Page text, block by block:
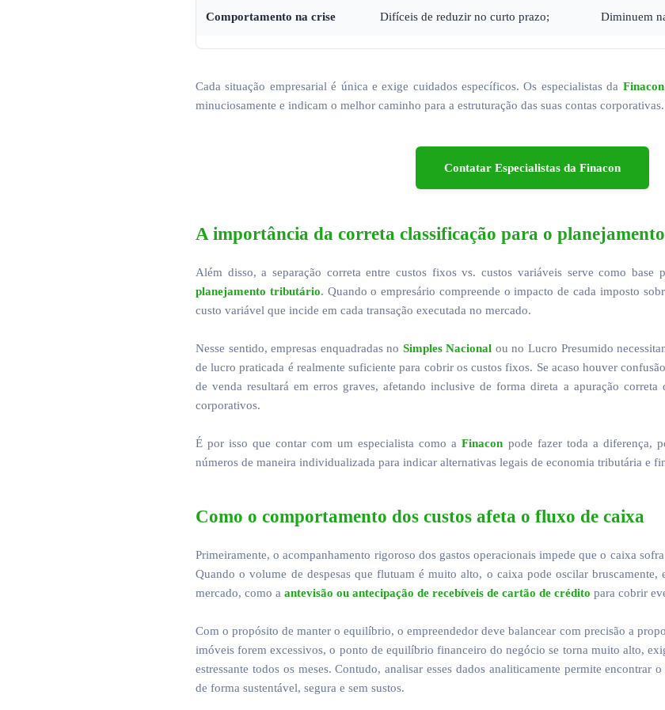
Comportamento na crise Difíceis de reduzir no curto prazo; Diminuem
Cada situação empresarial é única e exige cuidados específicos. Os especialistas da
minuciosamente e indicam o melhor caminho para a estruturação das suas contas corporativas.
Contatar Especialistas da Finacon
A importância da correta classificação para o
Além disso, a separação correta entre custos fixos vs. custos variáveis serve como base
planejamento tributário. Quando o empresário compreende o impacto de cada imposto
custo variável que incide em cada transação executada no mercado.
Nesse sentido, empresas enquadradas no Simples Nacional ou no Lucro Presumido
de lucro praticada é realmente suficiente para cobrir os custos fixos. Se acaso houver
de venda resultará em erros graves, afetando inclusive de forma direta a apuração
corporativos.
É por isso que contar com um especialista como aFinacon pode fazer toda a diferença,
números de maneira individualizada para indicar alternativas legais de economia tributária e
Como o comportamento dos custos afeta o fluxo de caixa
Primeiramente, o acompanhamento rigoroso dos gastos operacionais impede que o caixa
Quando o volume de despesas que flutuam é muito alto, o caixa pode oscilar bruscamente,
mercado, como a antevisão ou antecipação de recebíveis de cartão de crédito para cobrir
Com o propósito de manter o equilíbrio, o empreendedor deve balancear com precisão a
imóveis forem excessivos, o ponto de equilíbrio financeiro do negócio se torna muito alto,
estressante todos os meses. Contudo, analisar esses dados analiticamente permite encontrar
de forma sustentável, segura e sem sustos.